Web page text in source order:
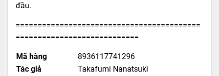
đầu.
==========================================
============================
Mã hàng
8936117741296
Tác giả
Takafumi Nanatsuki